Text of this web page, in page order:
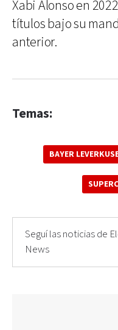
Xabi Alonso en
títulos bajo su
anterior.
Temas:
BAYER
Seguí las noticias de
News